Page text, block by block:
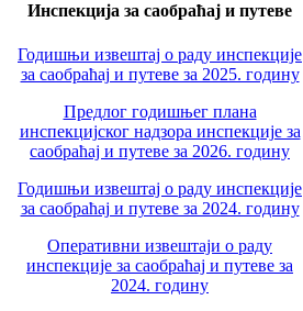
Инспекција за саобраћај и путеве
Годишњи извештај о раду инспекције
за саобраћај и путеве за 2025. годину
Предлог годишњег плана
инспекцијског надзора инспекције за
саобраћај и путеве за 2026. годину
Годишњи извештај о раду инспекције
за саобраћај и путеве за 2024. годину
Оперативни извештаји о раду
инспекције за саобраћај и путеве за
2024. годину